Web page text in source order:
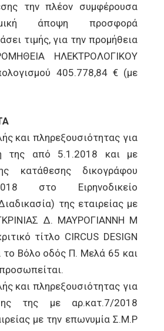
την πλέον συμφέρουσα
άποψη προσφορά
τιμής, για την προμήθεια
ΗΛΕΚΤΡΟΛΟΓΙΚΟΥ
405.778,84 € (με
και πληρεξουσιότητας για
της από 5.1.2018 και με
κατάθεσης δικογράφου
στο Ειρηνοδικείο
της εταιρείας με
Δ. ΜΑΥΡΟΓΙΑΝΝΗ Μ
τίτλο CIRCUS DESIGN
το Βόλο οδός Π. Μελά 65 και
και πληρεξουσιότητας για
της με αρ.κατ.7/2018
με την επωνυμία Σ.Μ.Ρ